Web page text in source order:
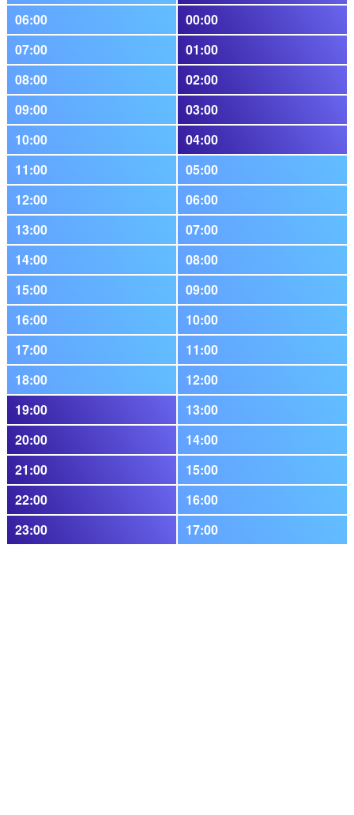
06:00
00:00
07:00
01:00
08:00
02:00
09:00
03:00
10:00
04:00
11:00
05:00
12:00
06:00
13:00
07:00
14:00
08:00
15:00
09:00
16:00
10:00
17:00
11:00
18:00
12:00
19:00
13:00
20:00
14:00
21:00
15:00
22:00
16:00
23:00
17:00